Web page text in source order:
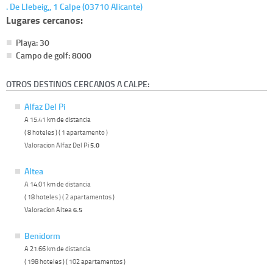
. De Llebeig,, 1 Calpe (03710 Alicante)
Lugares cercanos:
Playa: 30
Campo de golf: 8000
OTROS DESTINOS CERCANOS A CALPE:
Alfaz Del Pi
A 15.41 km de distancia
( 8 hoteles ) ( 1 apartamento )
Valoracion Alfaz Del Pi5.0
Altea
A 14.01 km de distancia
( 18 hoteles ) ( 2 apartamentos )
Valoracion Altea 6.5
Benidorm
A 21.66 km de distancia
( 198 hoteles ) ( 102 apartamentos )